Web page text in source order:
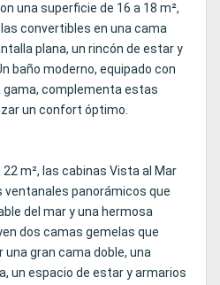
una superficie de 16 a 18 m²,
convertibles en una cama
plana, un rincón de estar y
baño moderno, equipado con
complementa estas
un confort óptimo.
m², las cabinas Vista al Mar
panorámicos que
del mar y una hermosa
dos camas gemelas que
gran cama doble, una
un espacio de estar y armarios